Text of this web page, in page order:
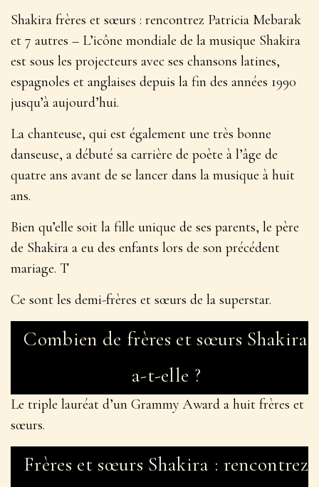
Shakira frères et sœurs : rencontrez Patricia Mebarak
et 7 autres – L’icône mondiale de la musique Shakira
est sous les projecteurs avec ses chansons latines,
espagnoles et anglaises depuis la fin des années 1990
jusqu’à aujourd’hui.
La chanteuse, qui est également une très bonne
danseuse, a débuté sa carrière de poète à l’âge de
quatre ans avant de se lancer dans la musique à huit
ans.
Bien qu’elle soit la fille unique de ses parents, le père
de Shakira a eu des enfants lors de son précédent
mariage. T
Ce sont les demi-frères et sœurs de la superstar.
Combien de frères et sœurs Shakira
a-t-elle ?
Le triple lauréat d’un Grammy Award a huit frères et
sœurs.
Frères et sœurs Shakira : rencontrez